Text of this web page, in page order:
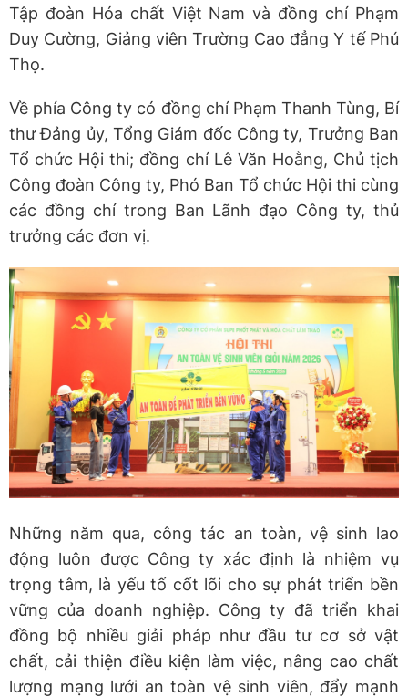
Tập đoàn Hóa chất Việt Nam và đồng chí Phạm
Duy Cường, Giảng viên Trường Cao đẳng Y tế Phú
Thọ.
Về phía Công ty có đồng chí Phạm Thanh Tùng, Bí
thư Đảng ủy, Tổng Giám đốc Công ty, Trưởng Ban
Tổ chức Hội thi; đồng chí Lê Văn Hoằng, Chủ tịch
Công đoàn Công ty, Phó Ban Tổ chức Hội thi cùng
các đồng chí trong Ban Lãnh đạo Công ty, thủ
trưởng các đơn vị.
Những năm qua, công tác an toàn, vệ sinh lao
động luôn được Công ty xác định là nhiệm vụ
trọng tâm, là yếu tố cốt lõi cho sự phát triển bền
vững của doanh nghiệp. Công ty đã triển khai
đồng bộ nhiều giải pháp như đầu tư cơ sở vật
chất, cải thiện điều kiện làm việc, nâng cao chất
lượng mạng lưới an toàn vệ sinh viên, đẩy mạnh